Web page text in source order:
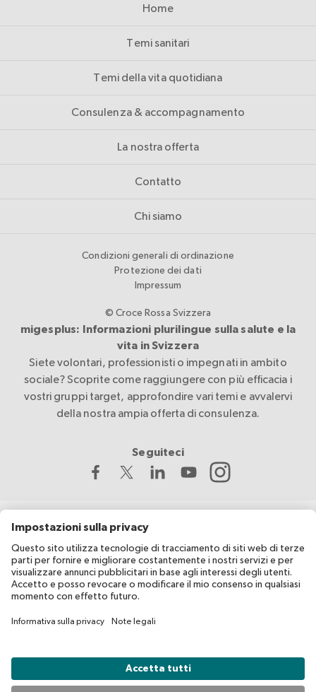
Home
Temi sanitari
Temi della vita quotidiana
Consulenza & accompagnamento
La nostra offerta
Contatto
Chi siamo
Condizioni generali di ordinazione
Protezione dei dati
Impressum
© Croce Rossa Svizzera
migesplus: Informazioni plurilingue sulla salute e la
vita in Svizzera
Siete volontari, professionisti o impegnati in ambito
sociale? Scoprite come raggiungere con più efficacia i
vostri gruppi target, approfondire vari temi e avvalervi
della nostra ampia offerta di consulenza.
Seguiteci
La Croce Rossa Svizzera sviluppa e coordina migesplus ed è
sostenuta finanziariamente dall’Ufficio federale della sanità